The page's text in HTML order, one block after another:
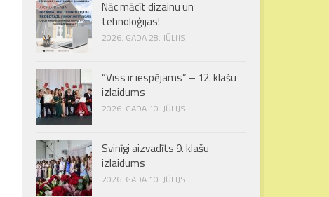
Nāc mācīt dizainu un
tehnoloģijas!
2026. GADA 28. JŪLIJS
“Viss ir iespējams” – 12. klašu
izlaidums
2026. GADA 10. JŪLIJS
Svinīgi aizvadīts 9. klašu
izlaidums
2026. GADA 10. JŪLIJS